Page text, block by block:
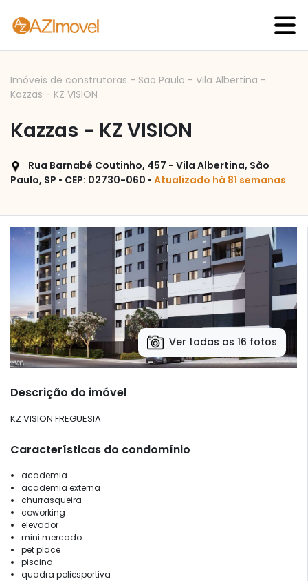
Imóveis de construtoras - São Paulo - Vila Albertina -
Kazzas - KZ VISION
Kazzas - KZ VISION
Rua Barnabé Coutinho, 457 - Vila Albertina, São
Paulo, SP • CEP: 02730-060 • Atualizado há 81 semanas
Ver todas as 16 fotos
Descrição do imóvel
KZ VISION FREGUESIA
Características do condomínio
academia
academia externa
churrasqueira
coworking
elevador
mini mercado
pet place
piscina
quadra poliesportiva